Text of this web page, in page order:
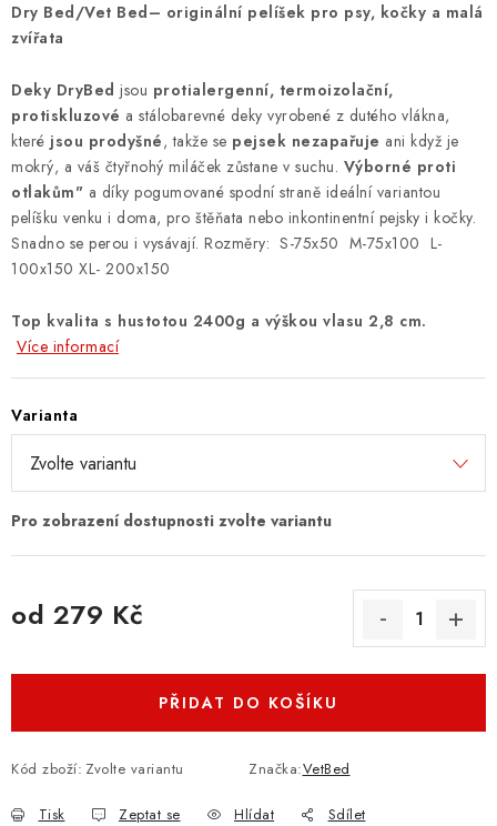
Obchodní podmínky
Dry Bed/Vet Bed– originální pelíšek pro psy, kočky a malá
zvířata
Deky DryBed jsou protialergenní, termoizolační,
protiskluzové a stálobarevné deky vyrobené z dutého vlákna,
které jsou prodyšné, takže se pejsek nezapařuje ani když je
mokrý, a váš čtyřnohý miláček zůstane v suchu. Výborné proti
otlakům" a díky pogumované spodní straně ideální variantou
pelíšku venku i doma, pro štěňata nebo inkontinentní pejsky i kočky.
Snadno se perou i vysávají. Rozměry: S-75x50 M-75x100 L-
100x150 XL- 200x150
Top kvalita s hustotou 2400g a výškou vlasu 2,8 cm.
Více informací
Varianta
od 279 Kč
PŘIDAT DO KOŠÍKU
Kód zboží: Zvolte variantu Značka:VetBed
Tisk Zeptat se Hlídat Sdílet